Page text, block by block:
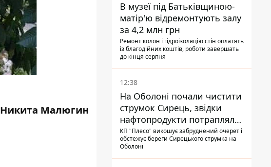
Никита Малюгин
В музеї під Батьківщиною-
матір'ю відремонтують залу
за 4,2 млн грн
Ремонт колон і гідроізоляцію стін оплатять
із благодійних коштів, роботи завершать
до кінця серпня
12:38
На Оболоні почали чистити
струмок Сирець, звідки
нафтопродукти потрапляли
до озер
КП "Плесо" викошує забруднений очерет і
обстежує береги Сирецького струмка на
Оболоні